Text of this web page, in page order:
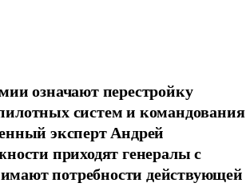
означают перестройку
систем и командования
эксперт Андрей
приходят генералы с
потребности действующей